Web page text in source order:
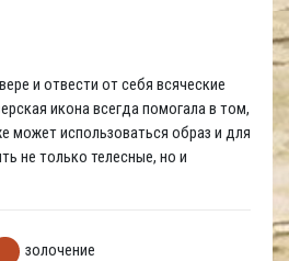
и отвести от себя всяческие
икона всегда помогала в том,
может использоваться образ и для
не только телесные, но и
золочение